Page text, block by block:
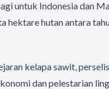
untuk Indonesia dan
hektare hutan antara
kelapa sawit,
dan pelestarian